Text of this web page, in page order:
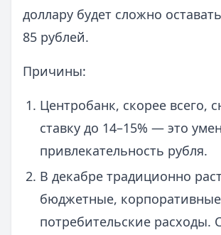
доллару будет сложно
85 рублей.
Причины:
Центробанк, скорее всего,
ставку до 14–15% — это
привлекательность рубля.
В декабре традиционно
бюджетные,
потребительские расходы.